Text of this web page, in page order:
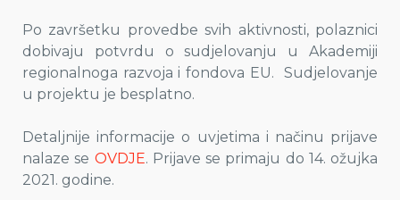
Po završetku provedbe svih aktivnosti, polaznici
dobivaju potvrdu o sudjelovanju u Akademiji
regionalnoga razvoja i fondova EU. Sudjelovanje
u projektu je besplatno.
Detaljnije informacije o uvjetima i načinu prijave
nalaze se OVDJE. Prijave se primaju do 14. ožujka
2021. godine.